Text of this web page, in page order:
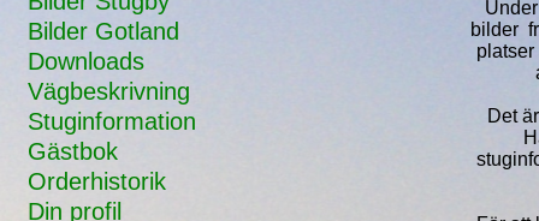
Bilder Gotland
Downloads
Vägbeskrivning
Stuginformation
Gästbok
Orderhistorik
Din profil
bilder
platser
Det